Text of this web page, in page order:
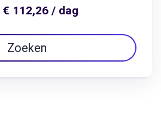
€ 112,26 / dag
Zoeken